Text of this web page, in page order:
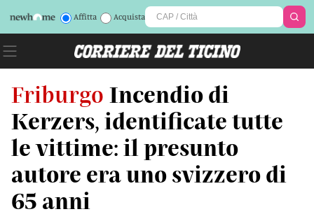
Affitta Acquista
Friburgo Incendio di
Kerzers, identificate tutte
le vittime: il presunto
autore era uno svizzero di
65 anni